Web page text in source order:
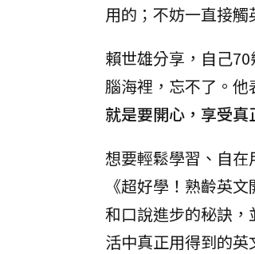
用的；不妨一直接觸
賴世雄分享，自己
腦海裡，忘不了。他
就是要開心，享受真
想要輕鬆學習、自
《超好學！熟齡英
和口說進步的秘訣
活中真正用得到的